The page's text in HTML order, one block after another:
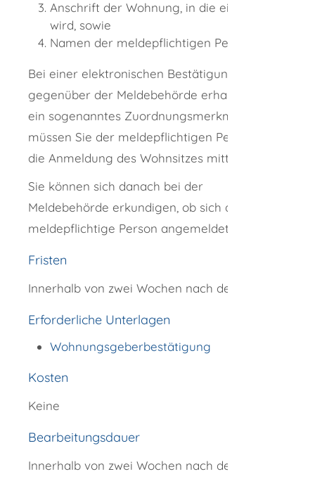
Anschrift der Wohnung, in die eingezogen
wird, sowie
Namen der meldepflichtigen Personen.
Bei einer elektronischen Bestätigung
gegenüber der Meldebehörde erhalten Sie
ein sogenanntes Zuordnungsmerkmal. Das
müssen Sie der meldepflichtigen Person für
die Anmeldung des Wohnsitzes mitteilen.
Sie können sich danach bei der
Meldebehörde erkundigen, ob sich die
meldepflichtige Person angemeldet hat.
Fristen
Innerhalb von zwei Wochen nach dem Einzug.
Erforderliche Unterlagen
Wohnungsgeberbestätigung
Kosten
Keine
Bearbeitungsdauer
Innerhalb von zwei Wochen nach dem Einzug